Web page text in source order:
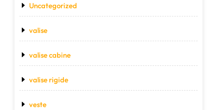
Uncategorized
valise
valise cabine
valise rigide
veste